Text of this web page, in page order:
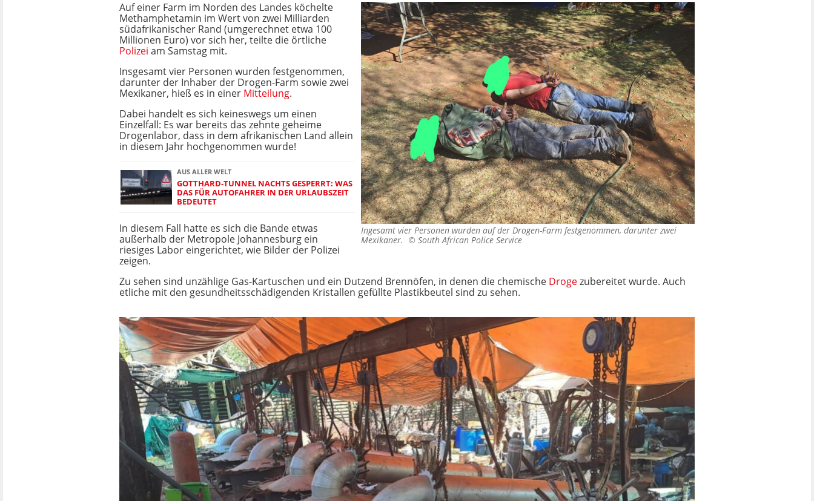
Ingesamt vier Personen wurden auf der Drogen-Farm festgenommen, darunter zwei
Mexikaner. © South African Police Service
Auf einer Farm im Norden des Landes köchelte
Methamphetamin im Wert von zwei Milliarden
südafrikanischer Rand (umgerechnet etwa 100
Millionen Euro) vor sich her, teilte die örtliche
Polizei am Samstag mit.
Insgesamt vier Personen wurden festgenommen,
darunter der Inhaber der Drogen-Farm sowie zwei
Mexikaner, hieß es in einer Mitteilung.
Dabei handelt es sich keineswegs um einen
Einzelfall: Es war bereits das zehnte geheime
Drogenlabor, dass in dem afrikanischen Land allein
in diesem Jahr hochgenommen wurde!
AUS ALLER WELT
GOTTHARD-TUNNEL NACHTS GESPERRT: WAS
DAS FÜR AUTOFAHRER IN DER URLAUBSZEIT
BEDEUTET
In diesem Fall hatte es sich die Bande etwas
außerhalb der Metropole Johannesburg ein
riesiges Labor eingerichtet, wie Bilder der Polizei
zeigen.
Zu sehen sind unzählige Gas-Kartuschen und ein Dutzend Brennöfen, in denen die chemische Drogezubereitet wurde. Auch
etliche mit den gesundheitsschädigenden Kristallen gefüllte Plastikbeutel sind zu sehen.